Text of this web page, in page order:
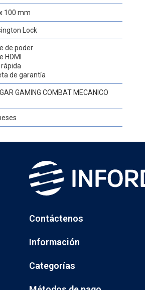
100 mm
Lock
de poder
HDMI
rápida
de garantía
GAMING COMBAT MECANICO
Contáctenos
Información
Categorías